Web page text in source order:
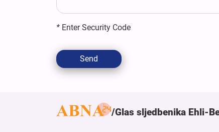
* Enter Security Code
Send
Glas sljedbenika Ehli-